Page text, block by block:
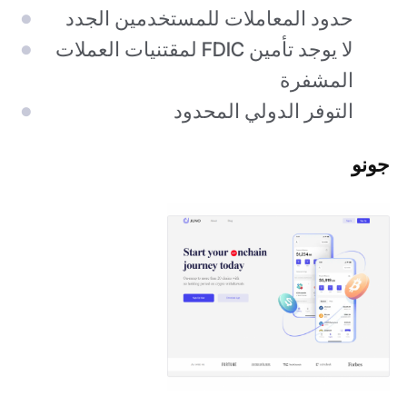
حدود المعاملات للمستخدمين الجدد
لا يوجد تأمين FDIC لمقتنيات العملات
المشفرة
التوفر الدولي المحدود
جونو